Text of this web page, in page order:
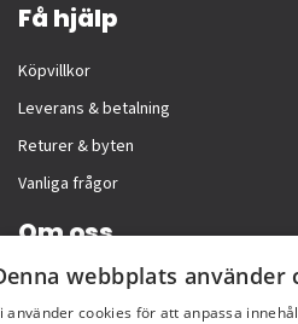
Få hjälp
Köpvillkor
Leverans & betalning
Returer & byten
Vanliga frågor
Om oss
Företagsinformation
webbplats använder
använder cookies för att anpassa